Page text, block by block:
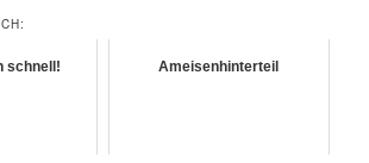
schnell! Ameisenhinterteil